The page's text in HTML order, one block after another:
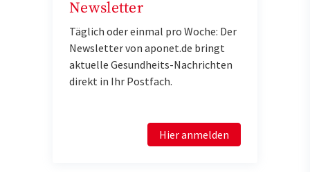
Newsletter
Täglich oder einmal pro Woche: Der
Newsletter von aponet.de bringt
aktuelle Gesundheits-Nachrichten
direkt in Ihr Postfach.
Hier anmelden